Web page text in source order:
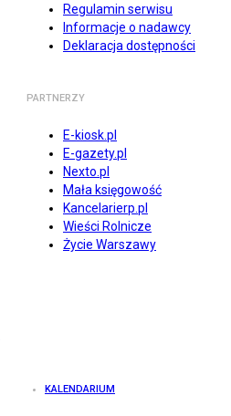
Regulamin serwisu
Informacje o nadawcy
Deklaracja dostępności
PARTNERZY
E-kiosk.pl
E-gazety.pl
Nexto.pl
Mała księgowość
Kancelarierp.pl
Wieści Rolnicze
Życie Warszawy
KALENDARIUM